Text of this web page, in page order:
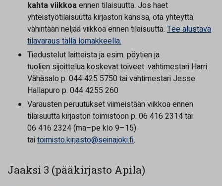
kahta viikkoaennen tilaisuutta. Jos haet
yhteistyötilaisuutta kirjaston kanssa, ota yhteyttä
vähintään neljää viikkoa ennen tilaisuutta. Tee alustava
tilavaraus tällä lomakkeella.
Tiedustelut laitteista ja esim. pöytien ja
tuolien sijoittelua koskevat toiveet: vahtimestari Harri
Vähäsalo p. 044 425 5750 tai vahtimestari Jesse
Hallapuro p. 044 4255 260
Varausten peruutukset viimeistään viikkoa ennen
tilaisuutta kirjaston toimistoon p. 06 416 2314 tai
06 416 2324 (ma–pe klo 9–15)
taitoimisto.kirjasto@seinajoki.fi.
Jaaksi 3 (pääkirjasto Apila)